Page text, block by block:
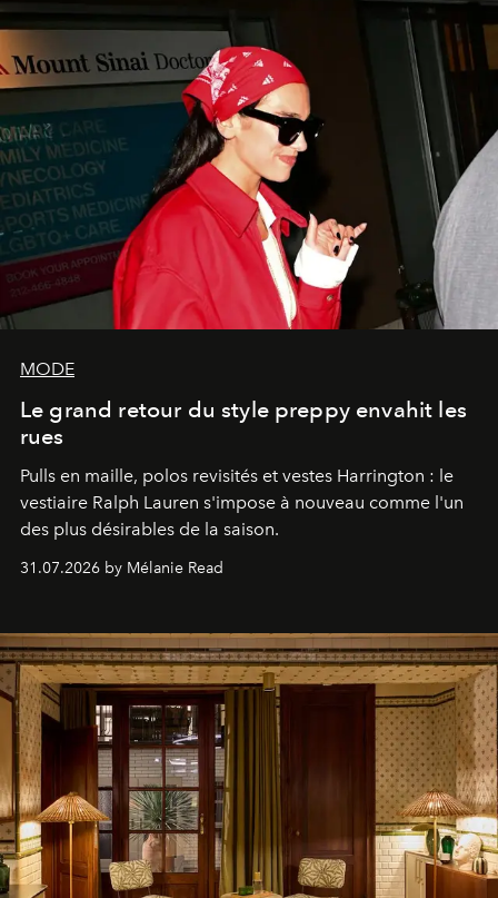
MODE
Le grand retour du style preppy envahit les
rues
Pulls en maille, polos revisités et vestes Harrington : le
vestiaire Ralph Lauren s'impose à nouveau comme l'un
des plus désirables de la saison.
31.07.2026 by Mélanie Read